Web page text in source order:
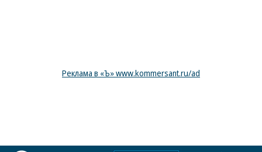
Реклама в «Ъ» www.kommersant.ru/ad